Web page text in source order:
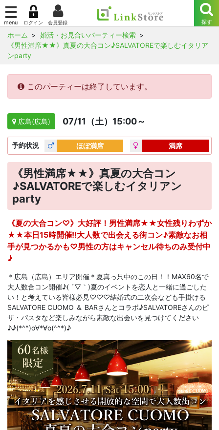
ホーム
婚活・お見合いパーティー検索
《男性満席★★》真夏の大合コン♪SALVATOREで楽しむイタリア
ンparty
このパーティーは終了しています。
広島(広島) 07/11（土）15:00～
予約状況 ほぼ満席 満席
《男性満席★★》真夏の大合コン
♪SALVATOREで楽しむイタリアン
party
《夏の大合コン♡》大好評！男性満席★★女性残りわずか
★★本日15時開催!!大人数で出会える街コン♪素敵なお相
手が見つかるかも♡男性の方はキャンセル待ちのみ受付中
♪
＊広島（広島）エリア開催＊夏真っ只中のこの日！！MAX60名で
大人数合コン開催♪( ´▽｀)夏のイベントを恋人と一緒に過ごした
い！と考えている皆様必見♡♡♡結婚式の二次会なども手掛ける
SALVATORE CUOMO ＆ BARさんとコラボ♪SALVATOREさんのピ
ザ・パスタなど楽しみながら素敵な出会いを見つけてください
♪♪(*^^)o∀*∀o(^^*)♪